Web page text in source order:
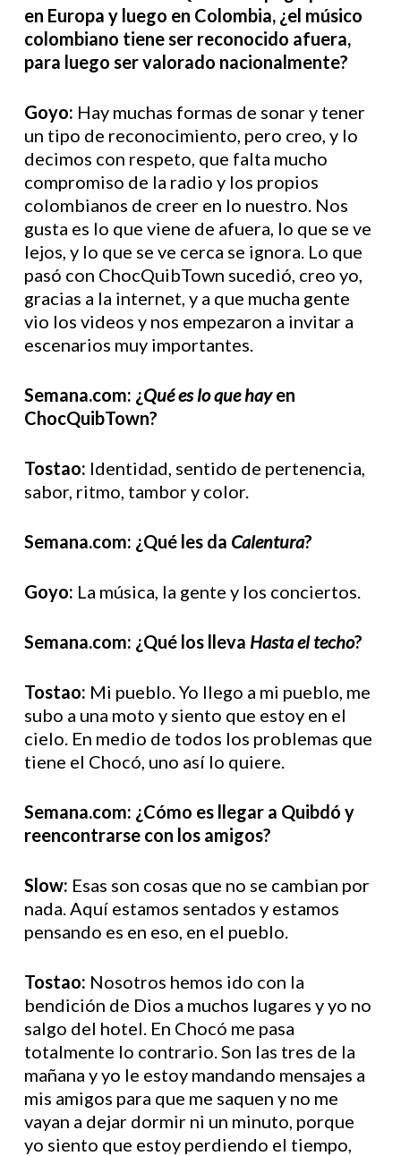
en Europa y luego en Colombia, ¿el músico
colombiano tiene ser reconocido afuera,
para luego ser valorado nacionalmente?
Goyo: Hay muchas formas de sonar y tener
un tipo de reconocimiento, pero creo, y lo
decimos con respeto, que falta mucho
compromiso de la radio y los propios
colombianos de creer en lo nuestro. Nos
gusta es lo que viene de afuera, lo que se ve
lejos, y lo que se ve cerca se ignora. Lo que
pasó con ChocQuibTown sucedió, creo yo,
gracias a la internet, y a que mucha gente
vio los videos y nos empezaron a invitar a
escenarios muy importantes.
Semana.com: ¿Qué es lo que hayen
ChocQuibTown?
Tostao: Identidad, sentido de pertenencia,
sabor, ritmo, tambor y color.
Semana.com: ¿Qué les da Calentura?
Goyo: La música, la gente y los conciertos.
Semana.com: ¿Qué los lleva Hasta el techo?
Tostao: Mi pueblo. Yo llego a mi pueblo, me
subo a una moto y siento que estoy en el
cielo. En medio de todos los problemas que
tiene el Chocó, uno así lo quiere.
Semana.com: ¿Cómo es llegar a Quibdó y
reencontrarse con los amigos?
Slow: Esas son cosas que no se cambian por
nada. Aquí estamos sentados y estamos
pensando es en eso, en el pueblo.
Tostao: Nosotros hemos ido con la
bendición de Dios a muchos lugares y yo no
salgo del hotel. En Chocó me pasa
totalmente lo contrario. Son las tres de la
mañana y yo le estoy mandando mensajes a
mis amigos para que me saquen y no me
vayan a dejar dormir ni un minuto, porque
yo siento que estoy perdiendo el tiempo,